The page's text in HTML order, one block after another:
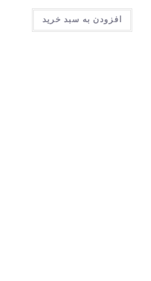
افزودن به سبد خرید